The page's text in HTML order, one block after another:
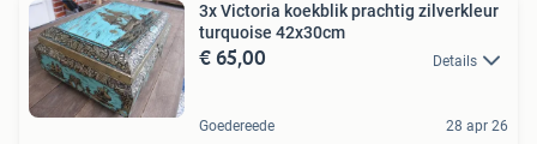
3x Victoria koekblik prachtig zilverkleur
turquoise 42x30cm
€ 65,00 Details
Goedereede 28 apr 26